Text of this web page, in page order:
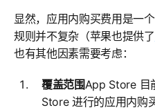
显然，应用内购买费用是一
规则并不复杂（苹果也提供了
也有其他因素需要考虑：
覆盖范围App Store 目
Store 进行的应用内购